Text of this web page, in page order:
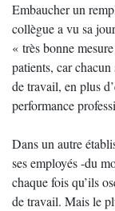
Embaucher un
collègue a vu sa
« très bonne
patients, car
de travail, en plus
performance
Dans un autre
ses employés -du
chaque fois qu’ils
de travail. Mais le